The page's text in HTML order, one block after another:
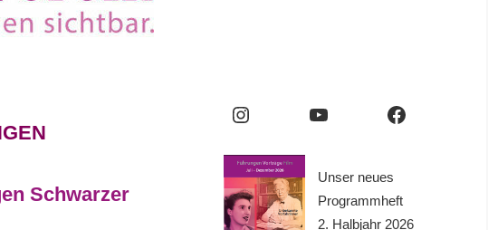
Schwarzer
Instagram YouTube Facebook
Unser neues
Programmheft
2. Halbjahr 2026